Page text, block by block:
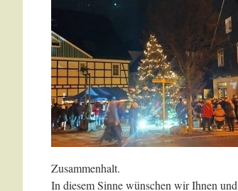
Zusammenhalt.
In diesem Sinne wünschen wir Ihnen